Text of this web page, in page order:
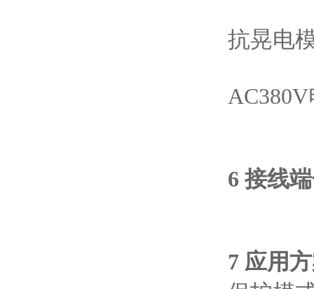
抗晃电
6接线
7 应用